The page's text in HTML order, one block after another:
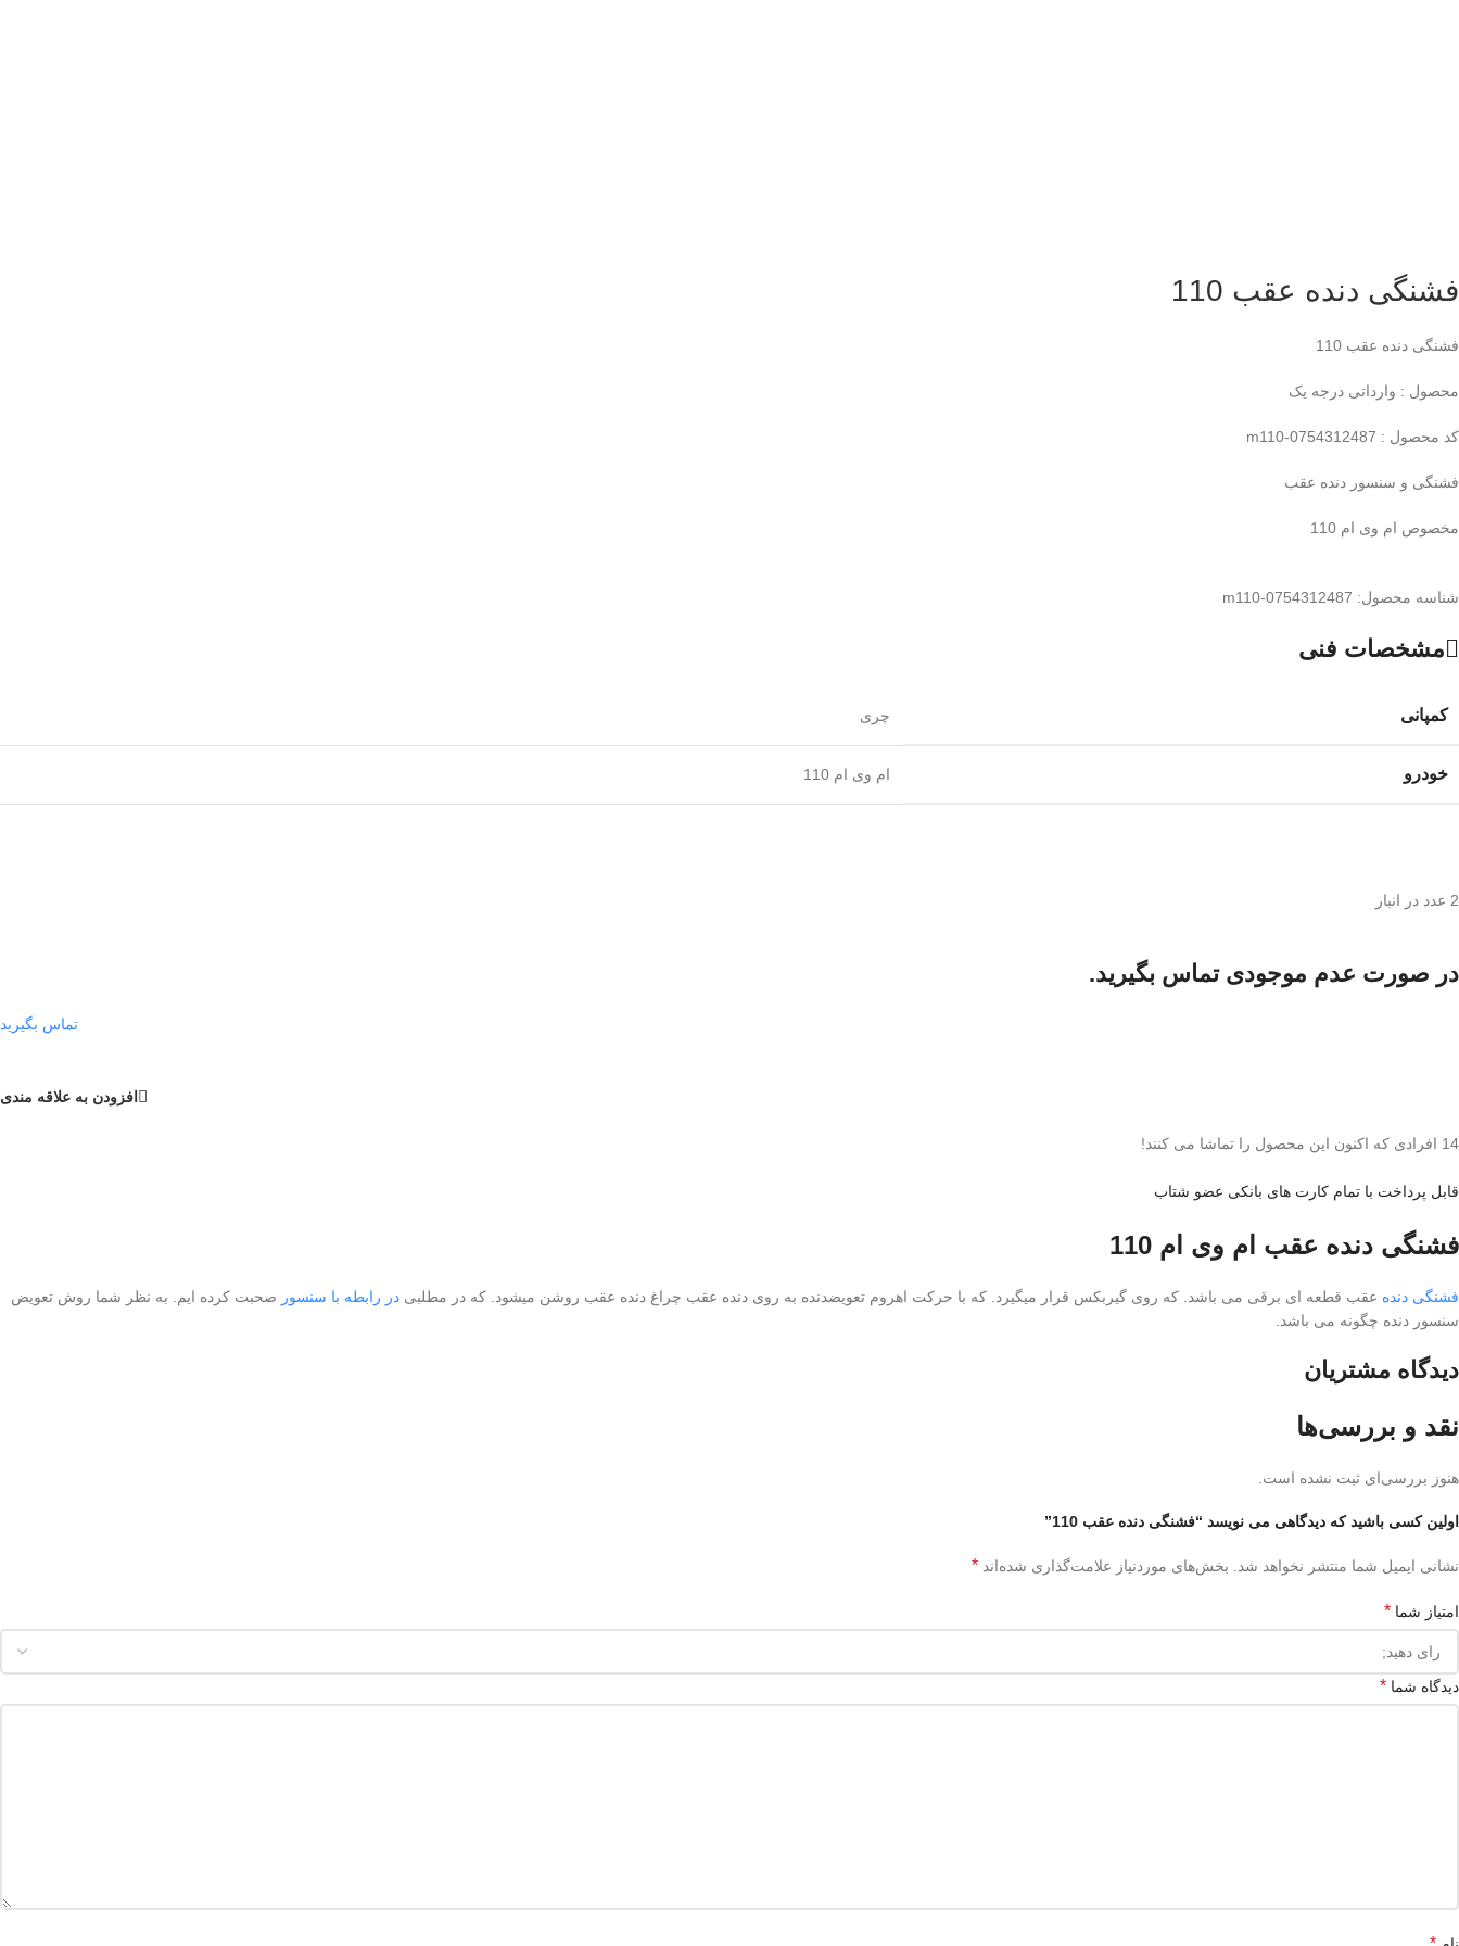
فشنگی دنده عقب 110
فشنگی دنده عقب 110
محصول : وارداتی درجه یک
کد محصول : m110-0754312487
فشنگی و سنسور دنده عقب
مخصوص ام وی ام 110
شناسه محصول: m110-0754312487
مشخصات فنی
کمپانی چری
خودرو ام وی ام 110
2 عدد در انبار
در صورت عدم موجودی تماس بگیرید.
تماس بگیرید
افزودن به علاقه مندی
14 افرادی که اکنون این محصول را تماشا می کنند!
قابل پرداخت با تمام کارت های بانکی عضو شتاب
فشنگی دنده عقب ام وی ام 110
فشنگی دنده عقب قطعه ای برقی می باشد. که روی گیربکس قرار میگیرد. که با حرکت اهروم تعویضدنده به روی دنده عقب چراغ دنده عقب روشن میشود. که در مطلبی در رابطه با سنسور صحبت کرده ایم. به نظر شما روش تعویض
سنسور دنده چگونه می باشد.
دیدگاه مشتریان
نقد و بررسی‌ها
هنوز بررسی‌ای ثبت نشده است.
اولین کسی باشید که دیدگاهی می نویسد “فشنگی دنده عقب 110”
نشانی ایمیل شما منتشر نخواهد شد. بخش‌های موردنیاز علامت‌گذاری شده‌اند *
امتیاز شما *
دیدگاه شما *